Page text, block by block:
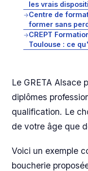
les vrais
→Centre de
former sans
→CREPT
Toulouse : ce
Le GRETA Alsace
diplômes
qualification. Le
de votre âge que
Voici un exemple
boucherie